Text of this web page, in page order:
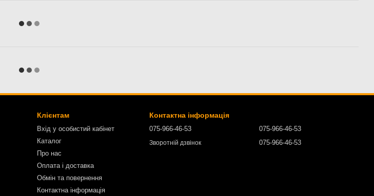
Клієнтам
Вхід у особистий кабінет
Каталог
Про нас
Оплата і доставка
Обмін та повернення
Контактна інформація
Контактна інформація
075-966-46-53
Зворотній дзвінок
075-966-46-53
075-966-46-53